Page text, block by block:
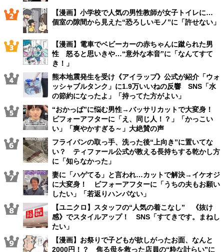
【漫画】小学校で人気の男性教師が女子トイレに…
個室の隙間から見えた“恐ろしいモノ”に「許せない」
【漫画】電車でベビーカーの赤ちゃんに蹴られた男
性 怒ると思いきや…“意外な本音”に「なんてすて
き！」
熊本地震発生を受け《アイラップ》公式が紹介「ウォ
ッシャブルタンク」に1.9万いいねの反響 SNS「水
の節約になったよ」「持ってた方がよい」
“おかっぱ”に悩む男性→バッサリカットで大変身！
ビフォーアフターに「え、同じ人！？」「かっこい
い」「爽やかすぎる～」大絶賛の声
フライパンの取っ手、洗った後“上向き”に置いてな
い？ ティファール公式が教える長持ちする乾かし方
に「知らなかった」
妻に「ハゲてる」と言われ…カットで解決→イケオジ
に大変身！ ビフォーアフターに「うちの夫もお願い
したい」「若返りハンパない」
【ユニクロ】スタッフの“人気の着こなし” 《抜け
感》でスタイルアップ！ SNS「すてきです。まねし
たい」
【漫画】お祭りで子どもが欲しがったお面、なんと
2000円！？ 焦る母を救った店員の“粋な計らい”に